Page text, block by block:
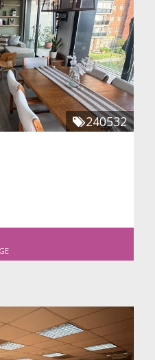
240532